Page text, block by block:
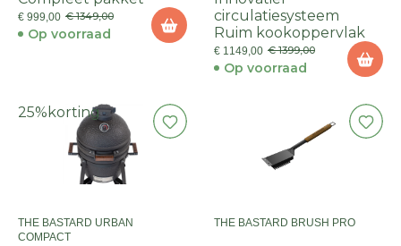
€ 999,00 € 1349,00
Op voorraad
circulatiesysteem
Ruim kookoppervlak
€ 1149,00 € 1399,00
Op voorraad
25% korting
THE BASTARD URBAN
COMPACT
THE BASTARD BRUSH PRO